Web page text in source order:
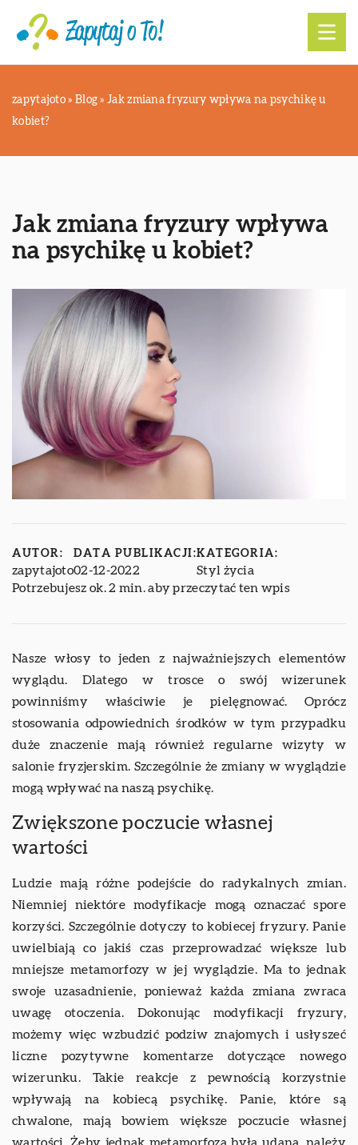
zapytajoto » Blog »Jak zmiana fryzury wpływa na psychikę u
kobiet?
Jak zmiana fryzury wpływa
na psychikę u kobiet?
AUTOR:
zapytajoto
DATA PUBLIKACJI:
02-12-2022
KATEGORIA:
Styl życia
Potrzebujesz ok. 2 min. aby przeczytać ten wpis
Nasze włosy to jeden z najważniejszych elementów
wyglądu. Dlatego w trosce o swój wizerunek
powinniśmy właściwie je pielęgnować. Oprócz
stosowania odpowiednich środków w tym przypadku
duże znaczenie mają również regularne wizyty w
salonie fryzjerskim. Szczególnie że zmiany w wyglądzie
mogą wpływać na naszą psychikę.
Zwiększone poczucie własnej
wartości
Ludzie mają różne podejście do radykalnych zmian.
Niemniej niektóre modyfikacje mogą oznaczać spore
korzyści. Szczególnie dotyczy to kobiecej fryzury. Panie
uwielbiają co jakiś czas przeprowadzać większe lub
mniejsze metamorfozy w jej wyglądzie. Ma to jednak
swoje uzasadnienie, ponieważ każda zmiana zwraca
uwagę otoczenia. Dokonując modyfikacji fryzury,
możemy więc wzbudzić podziw znajomych i usłyszeć
liczne pozytywne komentarze dotyczące nowego
wizerunku. Takie reakcje z pewnością korzystnie
wpływają na kobiecą psychikę. Panie, które są
chwalone, mają bowiem większe poczucie własnej